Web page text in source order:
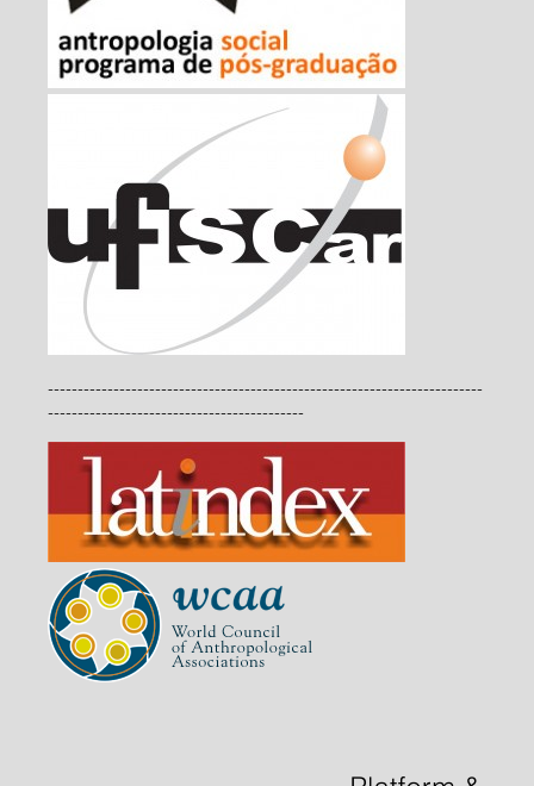
-------------------------------------------------------------------------
-------------------------------------------